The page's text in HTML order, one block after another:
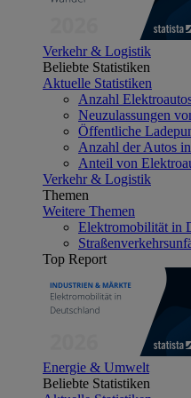
Verkehr & Logistik
Beliebte Statistiken
Aktuelle Statistiken
Anzahl
Neuzulassungen
Öffentliche
Anzahl der Autos
Anteil von
Verkehr & Logistik
Themen
Weitere Themen
Elektromobilität in
Top Report
Energie & Umwelt
Beliebte Statistiken